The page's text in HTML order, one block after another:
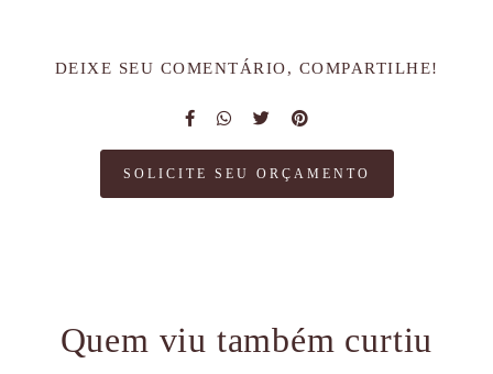
DEIXE SEU COMENTÁRIO, COMPARTILHE!
SOLICITE SEU ORÇAMENTO
Quem viu também curtiu